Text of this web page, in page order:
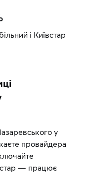
і Київстар
у
провайдера
— працює